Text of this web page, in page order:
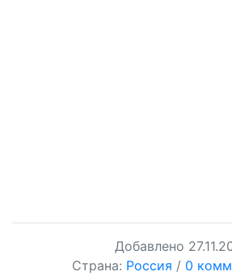
Добавлено
Страна: Россия / 0